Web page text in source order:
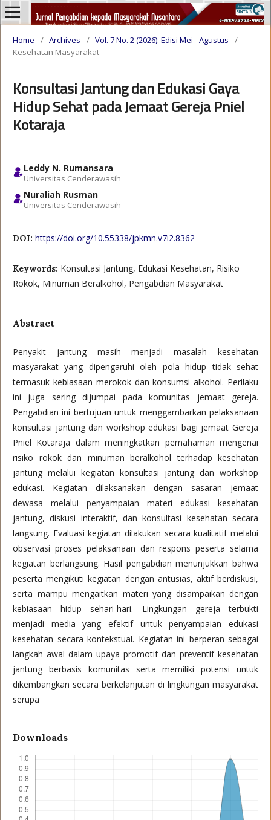
Home / Archives / Vol. 7 No. 2 (2026): Edisi Mei - Agustus
/
Kesehatan Masyarakat
Konsultasi Jantung dan Edukasi Gaya
Hidup Sehat pada Jemaat Gereja Pniel
Kotaraja
Leddy N. Rumansara
Universitas Cenderawasih
Nuraliah Rusman
Universitas Cenderawasih
DOI: https://doi.org/10.55338/jpkmn.v7i2.8362
Keywords: Konsultasi Jantung, Edukasi Kesehatan, Risiko
Rokok, Minuman Beralkohol, Pengabdian Masyarakat
Abstract
Penyakit jantung masih menjadi masalah kesehatan
masyarakat yang dipengaruhi oleh pola hidup tidak sehat
termasuk kebiasaan merokok dan konsumsi alkohol. Perilaku
ini juga sering dijumpai pada komunitas jemaat gereja.
Pengabdian ini bertujuan untuk menggambarkan pelaksanaan
konsultasi jantung dan workshop edukasi bagi jemaat Gereja
Pniel Kotaraja dalam meningkatkan pemahaman mengenai
risiko rokok dan minuman beralkohol terhadap kesehatan
jantung melalui kegiatan konsultasi jantung dan workshop
edukasi. Kegiatan dilaksanakan dengan sasaran jemaat
dewasa melalui penyampaian materi edukasi kesehatan
jantung, diskusi interaktif, dan konsultasi kesehatan secara
langsung. Evaluasi kegiatan dilakukan secara kualitatif melalui
observasi proses pelaksanaan dan respons peserta selama
kegiatan berlangsung. Hasil pengabdian menunjukkan bahwa
peserta mengikuti kegiatan dengan antusias, aktif berdiskusi,
serta mampu mengaitkan materi yang disampaikan dengan
kebiasaan hidup sehari-hari. Lingkungan gereja terbukti
menjadi media yang efektif untuk penyampaian edukasi
kesehatan secara kontekstual. Kegiatan ini berperan sebagai
langkah awal dalam upaya promotif dan preventif kesehatan
jantung berbasis komunitas serta memiliki potensi untuk
dikembangkan secara berkelanjutan di lingkungan masyarakat
serupa
Downloads